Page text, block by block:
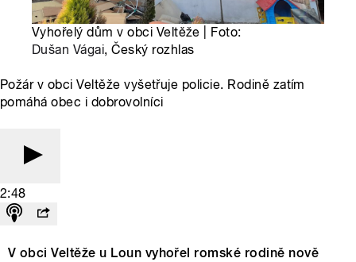
Vyhořelý dům v obci Veltěže | Foto:
Dušan Vágai, Český rozhlas
Požár v obci Veltěže vyšetřuje policie. Rodině zatím
pomáhá obec i dobrovolníci
2:48
V obci Veltěže u Loun vyhořel romské rodině nově